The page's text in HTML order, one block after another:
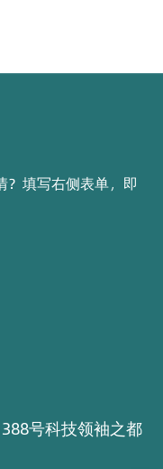
？填写右侧表单，即
号科技领袖之都